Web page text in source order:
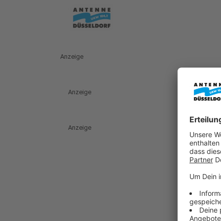
Anzeige
Anzeige
Anzeige